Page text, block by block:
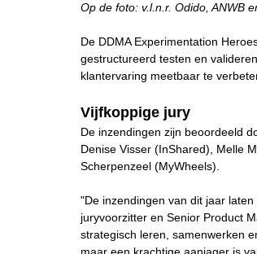
Op de foto: v.l.n.r. Odido, ANWB
De DDMA Experimentation
gestructureerd testen en
klantervaring meetbaar te
Vijfkoppige jury
De inzendingen zijn beoordeeld
Denise Visser (InShared), Melle
Scherpenzeel (MyWheels).
"De inzendingen van dit jaar
juryvoorzitter en Senior Product
strategisch leren, samenwerken